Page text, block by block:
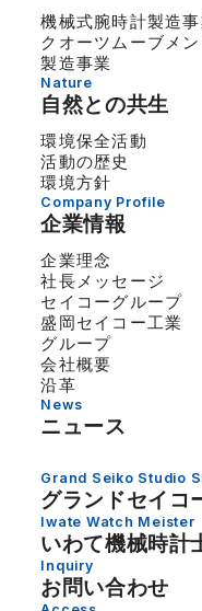
機械式腕時計製造事
クオーツムーブメン
製造事業
Nature
自然との共生
環境保全活動
活動の歴史
環境方針
Company Profile
企業情報
企業理念
社長メッセージ
セイコーグループ
盛岡セイコー工業
グループ
会社概要
沿革
News
ニュース
Grand Seiko Studio
グランドセイコ
Iwate Watch Meister
いわて機械時計
Inquiry
お問い合わせ